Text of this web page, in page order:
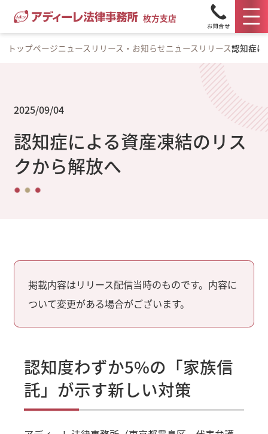
枚方支店
トップページニュースリリース・お知らせニュースリリース認知症に
2025/09/04
認知症による資産凍結のリス
クから解放へ
掲載内容はリリース配信当時のものです。内容に
ついて変更がある場合がございます。
認知度わずか5%の「家族信
託」が示す新しい対策